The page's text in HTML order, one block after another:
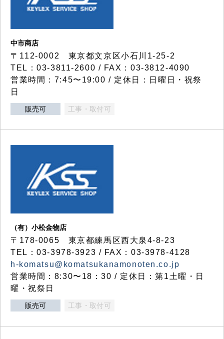
中市商店
〒112-0002 東京都文京区小石川1-25-2
TEL：03-3811-2600 / FAX：03-3812-4090
営業時間：7:45〜19:00 / 定休日：日曜日・祝祭
日
販売可 工事・取付可
（有）小松金物店
〒178-0065 東京都練馬区西大泉4-8-23
TEL：03-3978-3923 / FAX：03-3978-4128
h-komatsu@komatsukanamonoten.co.jp
営業時間：8:30〜18：30 / 定休日：第1土曜・日
曜・祝祭日
販売可 工事・取付可